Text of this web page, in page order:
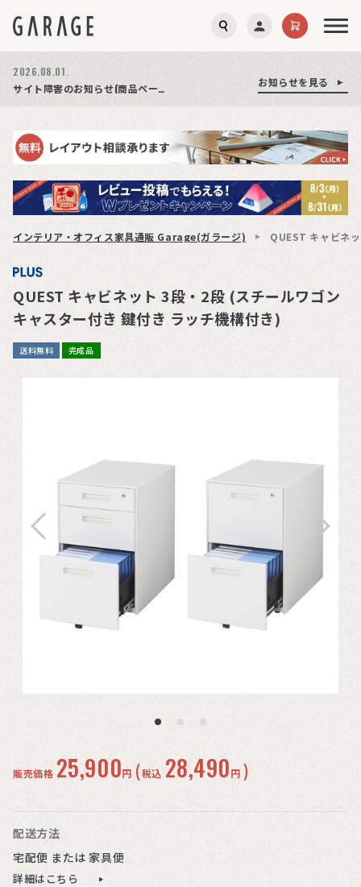
お知らせを見る
商品ページ障害復旧のお知らせ お知らせを見る
2026.08.01.
サイト障害のお知らせ(商品ページが正常に表示されない事象発生)
お知らせを見る
インテリア・オフィス家具通販 Garage(ガラージ) QUEST キャビネ
QUEST キャビネット 3段・2段 (スチールワゴン
キャスター付き 鍵付き ラッチ機構付き)
送料無料 完成品
販売価格 25,900円 (税込 28,490円 )
配送方法
宅配便 または 家具便
詳細はこちら